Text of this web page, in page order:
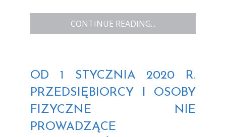
CONTINUE READING...
OD 1 STYCZNIA 2020 R.
PRZEDSIĘBIORCY I OSOBY
FIZYCZNE NIE
PROWADZĄCE